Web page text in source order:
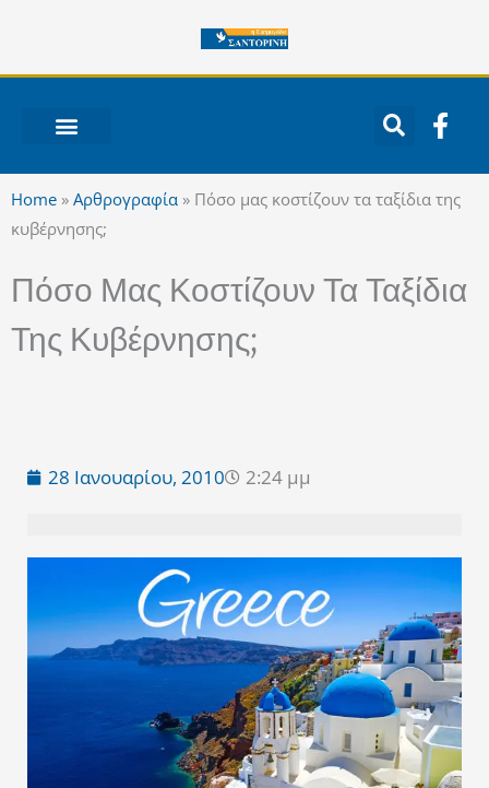
περιεχόμενο
F
a
e
b
k
Home » Αρθρογραφία » Πόσο μας κοστίζουν τα ταξίδια της
κυβέρνησης;
Πόσο Μας Κοστίζουν Τα Ταξίδια
Της Κυβέρνησης;
28 Ιανουαρίου, 2010 2:24 μμ